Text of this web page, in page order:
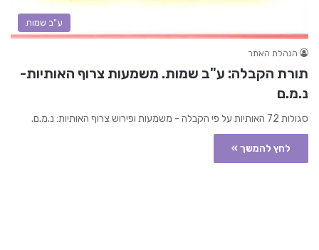
ע"ב שמות
הנהלת האתר
תורת הקבלה: ע"ב שמות. משמעות צרוף האותיות-
נ.מ.ם
סגולות 72 האותיות על פי הקבלה - משמעות ופירוש צרוף האותיות: נ.מ.ם.
לחץ להמשך »